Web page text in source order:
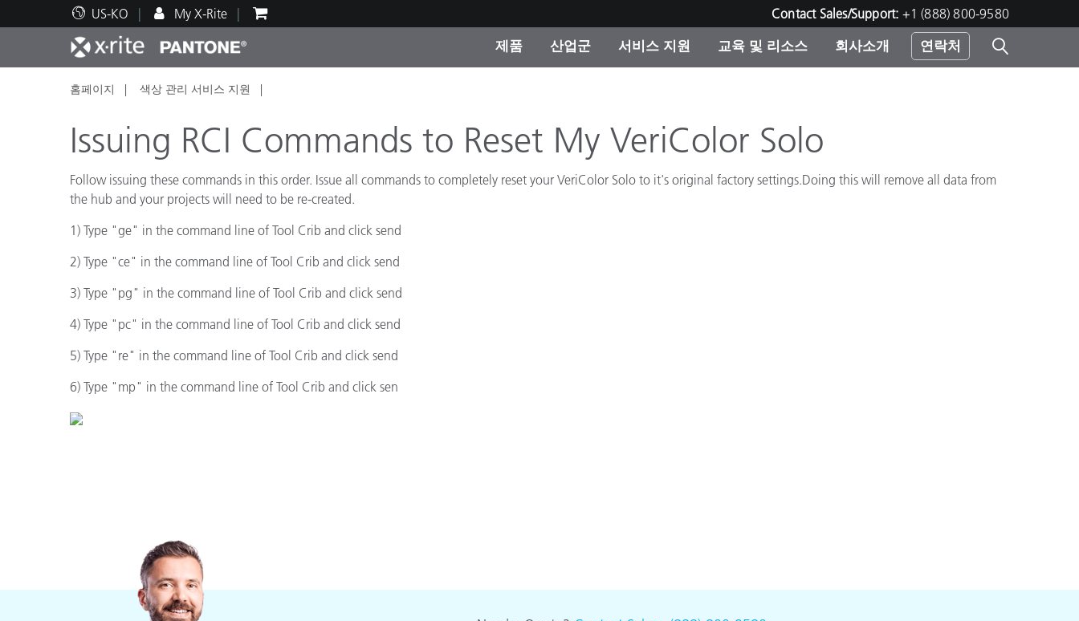
US-KO My X-Rite Contact Sales/Support: +1 (888) 800-9580
제품
주요 제품
진행중인 프로모션
산업군
인쇄 및 패키징
자동차
플라스틱
서비스 지원
기술 지원
교육 및 리소스
교육 리소스
회사소개 연락처
홈페이지 색상 관리 서비스 지원
Issuing RCI Commands to Reset My VeriColor Solo
Follow issuing these commands in this order. Issue all commands to completely reset your VeriColor Solo to it's original factory settings.Doing this will remove all data from
the hub and your projects will need to be re-created.
1) Type "ge" in the command line of Tool Crib and click send
2) Type "ce" in the command line of Tool Crib and click send
3) Type "pg" in the command line of Tool Crib and click send
4) Type "pc" in the command line of Tool Crib and click send
5) Type "re" in the command line of Tool Crib and click send
6) Type "mp" in the command line of Tool Crib and click sen